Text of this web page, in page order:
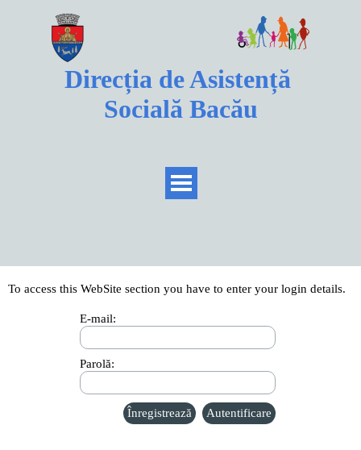
Direcția de Asistență
Socială Bacău
To access this WebSite section you have to enter your login details.
E-mail:
Parolă: